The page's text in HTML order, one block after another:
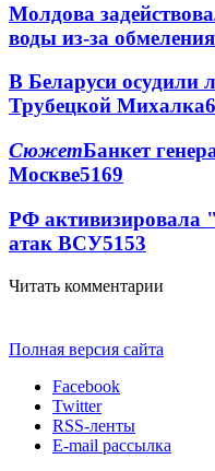
Молдова
воды из-за
В Беларуси осудили
Трубецкой Михалка
СюжетБанкет
Москве5169
РФ активизировала
атак ВСУ5153
Читать комментарии
Полная версия сайта
Facebook
Twitter
RSS-ленты
E-mail рассылка